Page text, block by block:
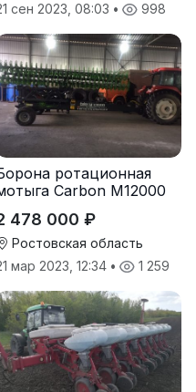
сен 2023, 08:03 • 998
ротационная
Carbon М12000
478 000 ₽
Ростовская область
мар 2023, 12:34 • 1 259